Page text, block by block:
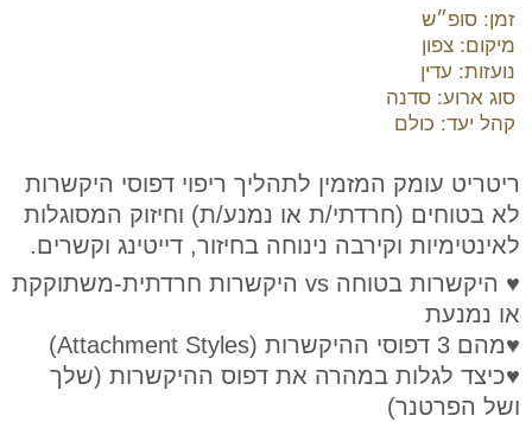
זמן: סופ״ש
מיקום: צפון
נועזות: עדין
סוג ארוע: סדנה
קהל יעד: כולם
ריטריט עומק המזמין לתהליך ריפוי דפוסי היקשרות
לא בטוחים (חרדתי/ת או נמנע/ת) וחיזוק המסוגלות
לאינטימיות וקירבה נינוחה בחיזור, דייטינג וקשרים.
♥ היקשרות בטוחה vs היקשרות חרדתית-משתוקקת
או נמנעת
♥מהם 3 דפוסי ההיקשרות (Attachment Styles)
♥כיצד לגלות במהרה את דפוס ההיקשרות (שלך
ושל הפרטנר)